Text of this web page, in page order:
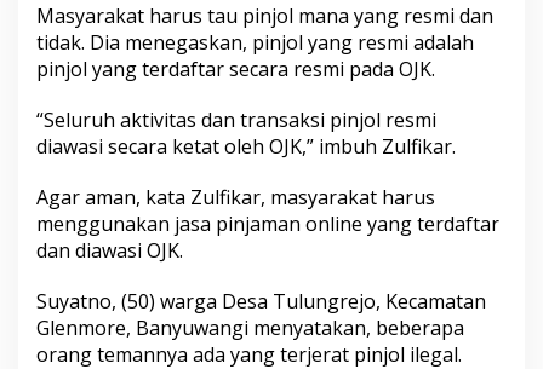
Masyarakat harus tau pinjol mana yang resmi dan
tidak. Dia menegaskan, pinjol yang resmi adalah
pinjol yang terdaftar secara resmi pada OJK.
“Seluruh aktivitas dan transaksi pinjol resmi
diawasi secara ketat oleh OJK,” imbuh Zulfikar.
Agar aman, kata Zulfikar, masyarakat harus
menggunakan jasa pinjaman online yang terdaftar
dan diawasi OJK.
Suyatno, (50) warga Desa Tulungrejo, Kecamatan
Glenmore, Banyuwangi menyatakan, beberapa
orang temannya ada yang terjerat pinjol ilegal.